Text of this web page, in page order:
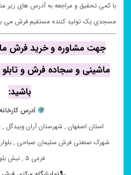
با کمی تحقیق و مراجعه به آدرس های زیر
مسجدی یک تولید کننده مستقیم فرش می
جهت مشاوره و خرید فرش
ماشینی و سجاده فرش و
باشید:
آدرس
استان اصفهان , شهرستان آران وبیدگل ,
شهرک صنعتی فرش سلیمان صباحی ,
فرعی ۵ , نبش بلوار